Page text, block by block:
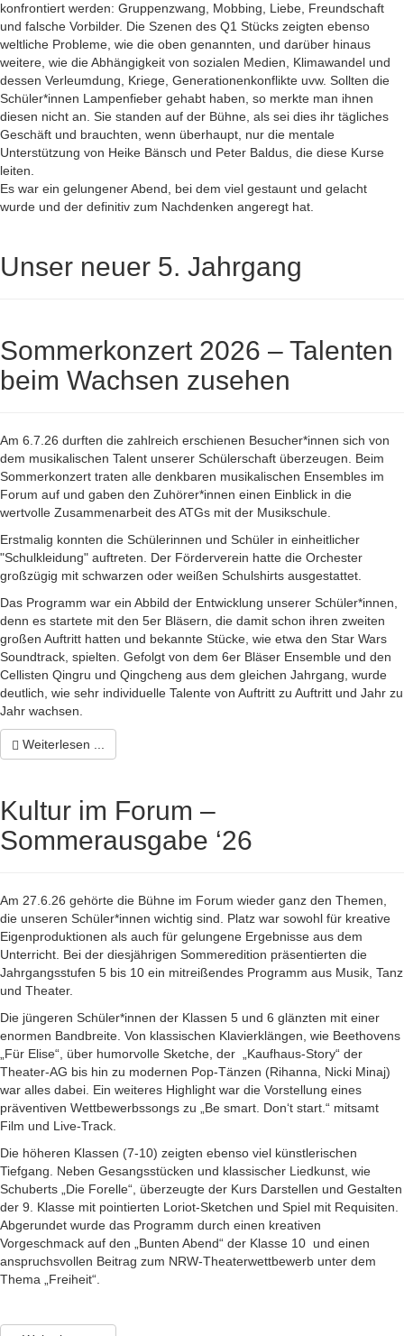
konfrontiert werden: Gruppenzwang, Mobbing, Liebe, Freundschaft
und falsche Vorbilder. Die Szenen des Q1 Stücks zeigten ebenso
weltliche Probleme, wie die oben genannten, und darüber hinaus
weitere, wie die Abhängigkeit von sozialen Medien, Klimawandel und
dessen Verleumdung, Kriege, Generationenkonflikte uvw. Sollten die
Schüler*innen Lampenfieber gehabt haben, so merkte man ihnen
diesen nicht an. Sie standen auf der Bühne, als sei dies ihr tägliches
Geschäft und brauchten, wenn überhaupt, nur die mentale
Unterstützung von Heike Bänsch und Peter Baldus, die diese Kurse
leiten.
Es war ein gelungener Abend, bei dem viel gestaunt und gelacht
wurde und der definitiv zum Nachdenken angeregt hat.
Unser neuer 5. Jahrgang
Sommerkonzert 2026 – Talenten
beim Wachsen zusehen
Am 6.7.26 durften die zahlreich erschienen Besucher*innen sich von
dem musikalischen Talent unserer Schülerschaft überzeugen. Beim
Sommerkonzert traten alle denkbaren musikalischen Ensembles im
Forum auf und gaben den Zuhörer*innen einen Einblick in die
wertvolle Zusammenarbeit des ATGs mit der Musikschule.
Erstmalig konnten die Schülerinnen und Schüler in einheitlicher
"Schulkleidung" auftreten. Der Förderverein hatte die Orchester
großzügig mit schwarzen oder weißen Schulshirts ausgestattet.
Das Programm war ein Abbild der Entwicklung unserer Schüler*innen,
denn es startete mit den 5er Bläsern, die damit schon ihren zweiten
großen Auftritt hatten und bekannte Stücke, wie etwa den Star Wars
Soundtrack, spielten. Gefolgt von dem 6er Bläser Ensemble und den
Cellisten Qingru und Qingcheng aus dem gleichen Jahrgang, wurde
deutlich, wie sehr individuelle Talente von Auftritt zu Auftritt und Jahr zu
Jahr wachsen.
Weiterlesen ...
Kultur im Forum –
Sommerausgabe ‘26
Am 27.6.26 gehörte die Bühne im Forum wieder ganz den Themen,
die unseren Schüler*innen wichtig sind. Platz war sowohl für kreative
Eigenproduktionen als auch für gelungene Ergebnisse aus dem
Unterricht. Bei der diesjährigen Sommeredition präsentierten die
Jahrgangsstufen 5 bis 10 ein mitreißendes Programm aus Musik, Tanz
und Theater.
Die jüngeren Schüler*innen der Klassen 5 und 6 glänzten mit einer
enormen Bandbreite. Von klassischen Klavierklängen, wie Beethovens
„Für Elise“, über humorvolle Sketche, der „Kaufhaus-Story“ der
Theater-AG bis hin zu modernen Pop-Tänzen (Rihanna, Nicki Minaj)
war alles dabei. Ein weiteres Highlight war die Vorstellung eines
präventiven Wettbewerbssongs zu „Be smart. Don‘t start.“ mitsamt
Film und Live-Track.
Die höheren Klassen (7-10) zeigten ebenso viel künstlerischen
Tiefgang. Neben Gesangsstücken und klassischer Liedkunst, wie
Schuberts „Die Forelle“, überzeugte der Kurs Darstellen und Gestalten
der 9. Klasse mit pointierten Loriot-Sketchen und Spiel mit Requisiten.
Abgerundet wurde das Programm durch einen kreativen
Vorgeschmack auf den „Bunten Abend“ der Klasse 10 und einen
anspruchsvollen Beitrag zum NRW-Theaterwettbewerb unter dem
Thema „Freiheit“.